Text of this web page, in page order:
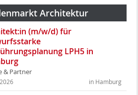
Architektur
(m/w/d) für
LPH5 in
& Partner
in Hamburg